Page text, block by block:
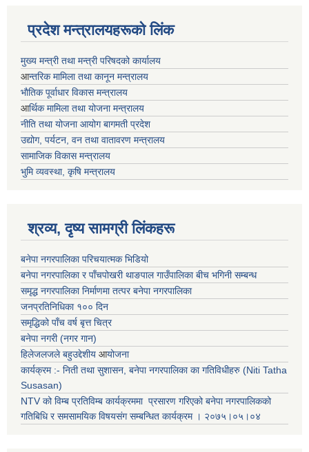
प्रदेश मन्त्रालयहरूको लिंक
मुख्य मन्त्री तथा मन्त्री परिषदको कार्यालय
आन्तरिक मामिला तथा कानून मन्त्रालय
भाैतिक पूर्वाधार विकास मन्त्रालय
आर्थिक मामिला तथा योजना मन्त्रालय
नीति तथा योजना आयोग बागमती प्रदेश
उद्योग, पर्यटन, वन तथा वातावरण मन्त्रालय
सामाजिक विकास मन्त्रालय
भुमि व्यवस्था, कृषि मन्त्रालय
श्रव्य, दृष्य सामग्री लिंकहरू
बनेपा नगरपालिका परिचयात्मक भिडियो
बनेपा नगरपालिका र पाँचपोखरी थाङपाल गाउँपालिका बीच भगिनी सम्बन्ध
समृद्ध नगरपालिका निर्माणमा तत्पर बनेपा नगरपालिका
जनप्रतिनिधिका १०० दिन
समृद्धिको पाँच वर्ष बृत्त चित्र
बनेपा नगरी (नगर गान)
हिलेजलजले बहुउद्देशीय आयोजना
कार्यक्रम :- निती तथा सुशासन, बनेपा नगरपालिका का गतिविधीहरु (Niti Tatha
Susasan)
NTV को विम्ब प्रतिविम्ब कार्यक्रममा प्रसारण गरिएकोबनेपा नगरपालिकको
गतिबिधि र समसामयिक विषयसंग सम्बन्धित कार्यक्रम । २०७५।०५।०४